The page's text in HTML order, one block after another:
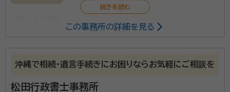
沖縄県浦添市にある行政書士事務所です。終活や遺言
書作成といったあらゆる相続手続きに対応しています。
この事務所の詳細を見る
沖縄で相続・遺言手続きにお困りならお気軽にご相談を
松田行政書士事務所